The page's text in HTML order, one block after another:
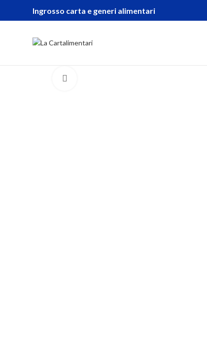
Ingrosso carta e generi alimentari